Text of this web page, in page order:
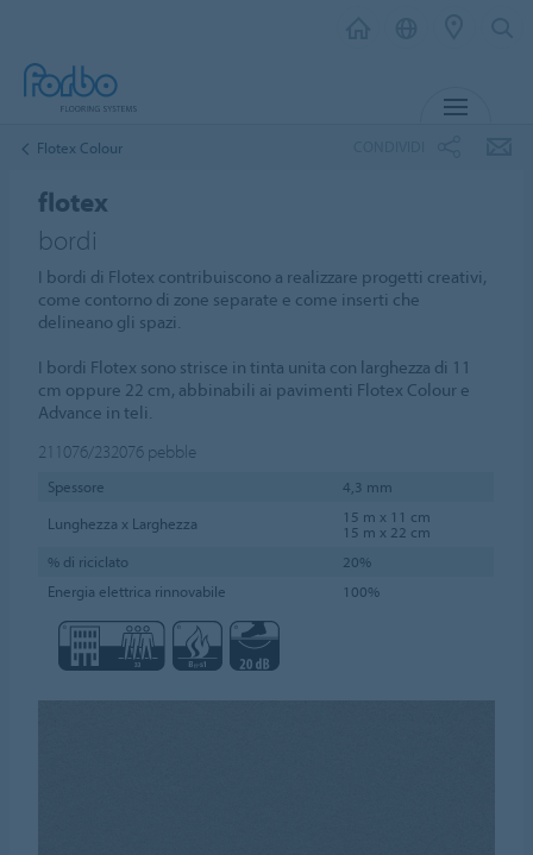
Flotex Colour
flotex
bordi
I bordi di Flotex contribuiscono a realizzare progetti creativi,
come contorno di zone separate e come inserti che
delineano gli spazi.
I bordi Flotex sono strisce in tinta unita con larghezza di 11
cm oppure 22 cm, abbinabili ai pavimenti Flotex Colour e
Advance in teli.
211076/232076 pebble
Spessore
4,3 mm
Lunghezza x Larghezza
15 m x 11 cm
15 m x 22 cm
% di riciclato
20%
Energia elettrica rinnovabile
100%